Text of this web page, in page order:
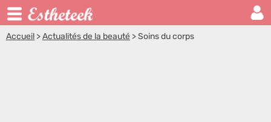
Accueil >Actualités de la beauté >Soins du corps